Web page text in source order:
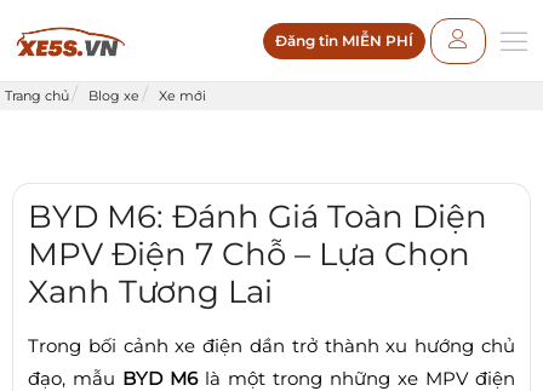
Đăng tin MIỄN PHÍ
Trang chủ Blog xe Xe mới
BYD M6: Đánh Giá Toàn Diện
MPV Điện 7 Chỗ – Lựa Chọn
Xanh Tương Lai
Trong bối cảnh xe điện dần trở thành xu hướng chủ
đạo, mẫu BYD M6là một trong những xe MPV điện